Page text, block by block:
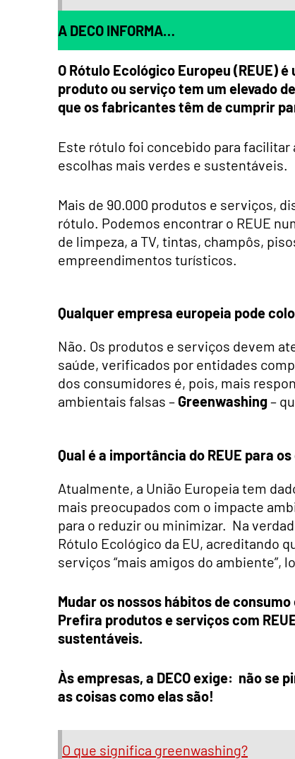
A DECO INFORMA…
O Rótulo Ecológico Europeu (REUE)
produto ou serviço tem um elevado
que os fabricantes têm de cumprir
Este rótulo foi concebido para
escolhas mais verdes e sustentáveis.
Mais de 90.000 produtos e serviços,
rótulo. Podemos encontrar o REUE
de limpeza, a TV, tintas, champôs,
empreendimentos turísticos.
Qualquer empresa europeia pode
Não. Os produtos e serviços devem
saúde, verificados por entidades
dos consumidores é, pois, mais
ambientais falsas – Greenwashing–
Qual é a importância do REUE para
Atualmente, a União Europeia tem
mais preocupados com o impacte
para o reduzir ou minimizar. Na
Rótulo Ecológico da EU, acreditando
serviços “mais amigos do ambiente”,
Mudar os nossos hábitos de
Prefira produtos e serviços com
sustentáveis.
Às empresas, a DECO exige: não se
as coisas como elas são!
O que significa greenwashing?